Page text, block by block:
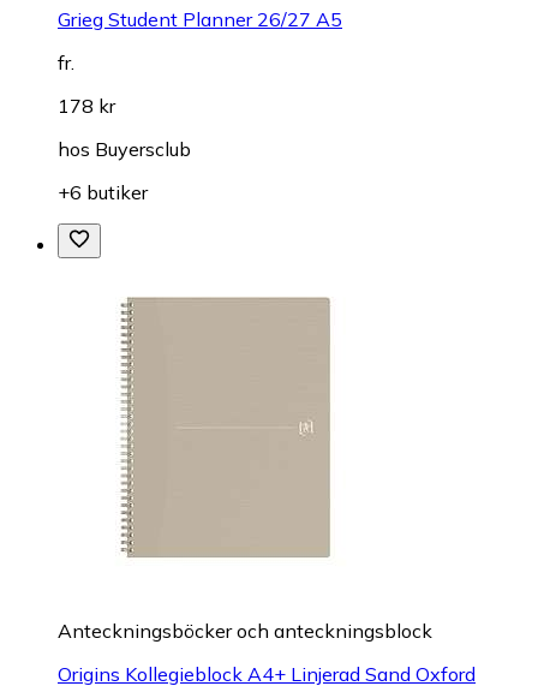
Grieg Student Planner 26/27 A5
fr.
178 kr
hos Buyersclub
+6 butiker
Anteckningsböcker och anteckningsblock
Origins Kollegieblock A4+ Linjerad Sand Oxford